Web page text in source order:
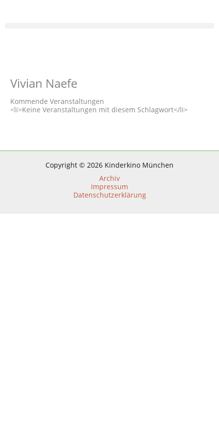
Vivian Naefe
Kommende Veranstaltungen
<li>Keine Veranstaltungen mit diesem Schlagwort</li>
Copyright © 2026 Kinderkino München
Archiv
Impressum
Datenschutzerklärung